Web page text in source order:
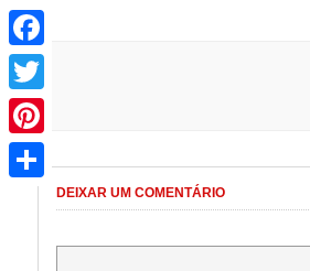
DEIXAR UM COMENTÁRIO